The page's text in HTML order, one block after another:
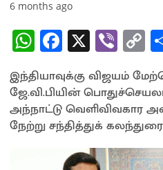
6 months ago
W
h
at
sA
p
Fa
ce
b
o
o
k
X Vi
b
er
C
o
Li
n
k
இந்தியாவுக்கு விஜயம்
ஜே.வி.பியின்
அந்நாட்டு வெளிவிவகார
நேற்று சந்தித்துக்